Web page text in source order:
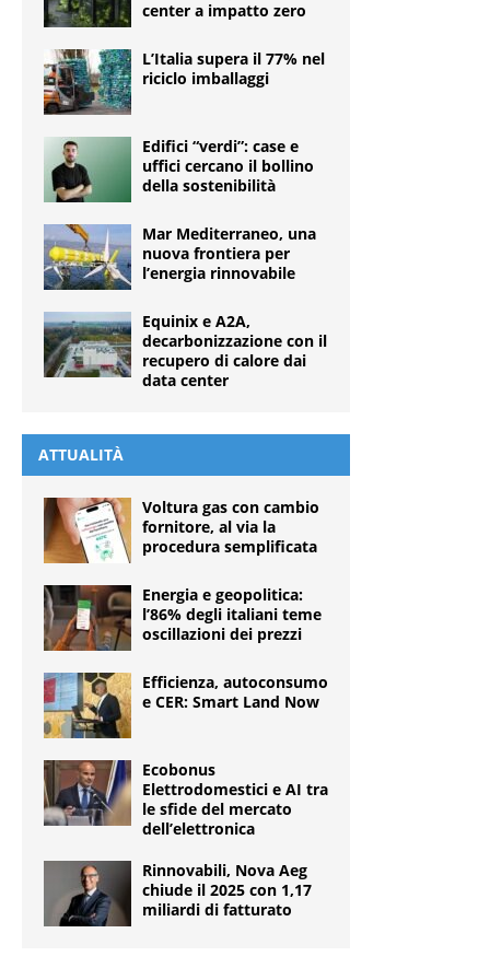
center a impatto zero
L’Italia supera il 77% nel
riciclo imballaggi
Edifici “verdi”: case e
uffici cercano il bollino
della sostenibilità
Mar Mediterraneo, una
nuova frontiera per
l’energia rinnovabile
Equinix e A2A,
decarbonizzazione con il
recupero di calore dai
data center
ATTUALITÀ
Voltura gas con cambio
fornitore, al via la
procedura semplificata
Energia e geopolitica:
l’86% degli italiani teme
oscillazioni dei prezzi
Efficienza, autoconsumo
e CER: Smart Land Now
Ecobonus
Elettrodomestici e AI tra
le sfide del mercato
dell’elettronica
Rinnovabili, Nova Aeg
chiude il 2025 con 1,17
miliardi di fatturato